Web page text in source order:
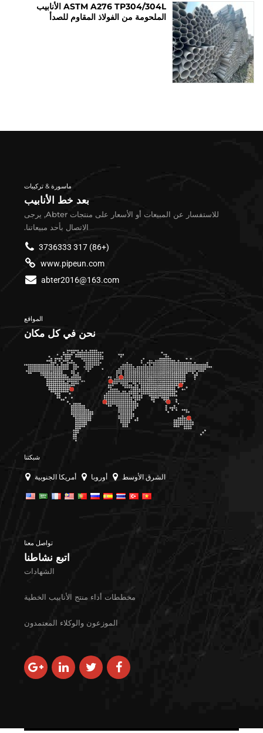
ASTM A276 TP304/304L الأنابيب
الملحومة من الفولاذ المقاوم للصدأ
ماسورة & تركيبات
بعد خط الأنابيب
للاستفسار عن المبيعات أو الأسعار على منتجات Abter, يرجى
الاتصال بأحد مبيعاتنا.
(+86) 317 3736333
www.pipeun.com
abter2016@163.com
المواقع
نحن في كل مكان
شبكتنا
الشرق الأوسط أوروبا أمريكا الجنوبية
تواصل معنا
اتبع نشاطنا
الشهادات
مخططات أداء منتج الأنابيب الخطية
الموزعون والوكلاء المعتمدون